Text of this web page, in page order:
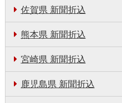
佐賀県 新聞折込
熊本県 新聞折込
宮崎県 新聞折込
鹿児島県 新聞折込